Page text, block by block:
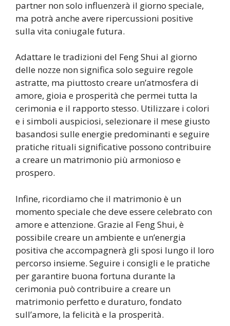
partner non solo influenzerà il giorno speciale,
ma potrà anche avere ripercussioni positive
sulla vita coniugale futura.
Adattare le tradizioni del Feng Shui al giorno
delle nozze non significa solo seguire regole
astratte, ma piuttosto creare un’atmosfera di
amore, gioia e prosperità che permei tutta la
cerimonia e il rapporto stesso. Utilizzare i colori
e i simboli auspiciosi, selezionare il mese giusto
basandosi sulle energie predominanti e seguire
pratiche rituali significative possono contribuire
a creare un matrimonio più armonioso e
prospero.
Infine, ricordiamo che il matrimonio è un
momento speciale che deve essere celebrato con
amore e attenzione. Grazie al Feng Shui, è
possibile creare un ambiente e un’energia
positiva che accompagnerà gli sposi lungo il loro
percorso insieme. Seguire i consigli e le pratiche
per garantire buona fortuna durante la
cerimonia può contribuire a creare un
matrimonio perfetto e duraturo, fondato
sull’amore, la felicità e la prosperità.